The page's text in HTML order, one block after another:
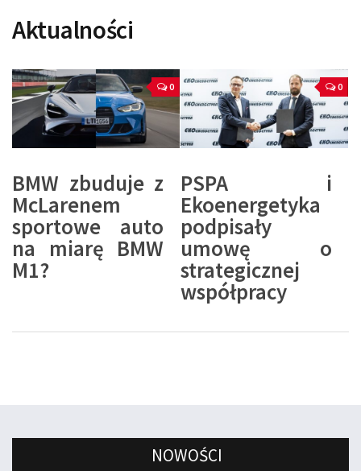
Aktualności
0
BMW zbuduje z
McLarenem
sportowe auto
na miarę BMW
M1?
0
PSPA i
Ekoenergetyka
podpisały
umowę o
strategicznej
współpracy
NOWOŚCI